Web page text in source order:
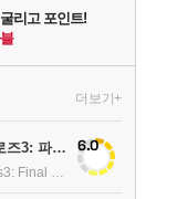
리고 포인트!
더보기+
컴퍼니 오브 히어로즈3: 파이널 스탠드 6.0